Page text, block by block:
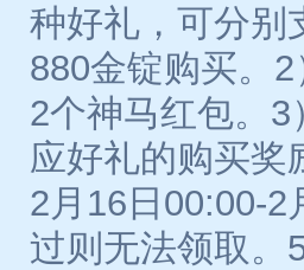
种好礼，可分别
880金锭购买。
2个神马红包。
应好礼的购买奖
2月16日00:00-2
过则无法领取。